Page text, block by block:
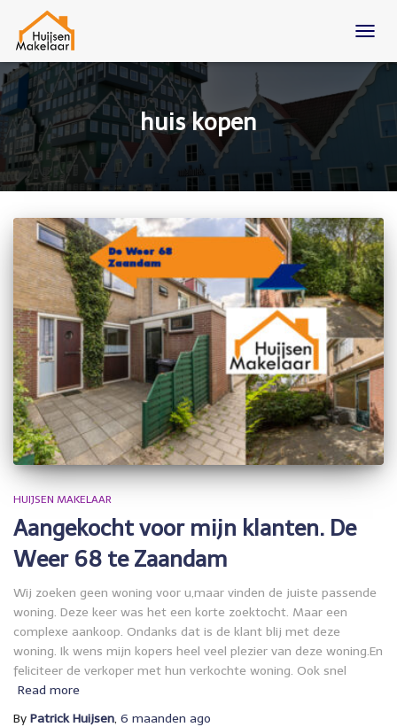
huis kopen
HUIJSEN MAKELAAR
Aangekocht voor mijn klanten. De
Weer 68 te Zaandam
Wij zoeken geen woning voor u,maar vinden de juiste passende
woning. Deze keer was het een korte zoektocht. Maar een
complexe aankoop. Ondanks dat is de klant blij met deze
woning. Ik wens mijn kopers heel veel plezier van deze woning.En
feliciteer de verkoper met hun verkochte woning. Ook snel
Read more
By Patrick Huijsen, 6 maanden ago